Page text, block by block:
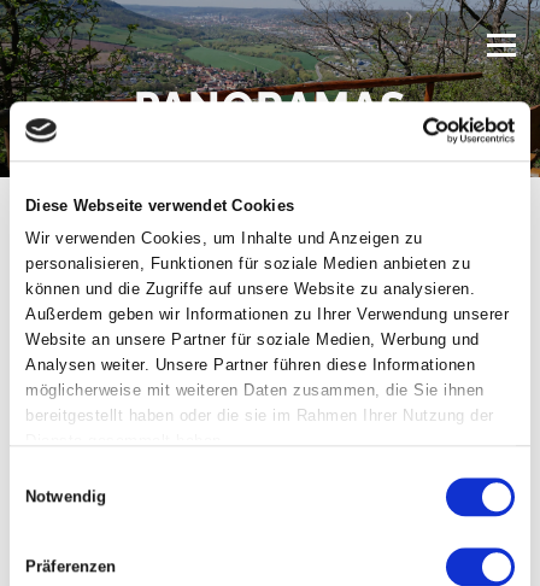
Diese Webseite verwendet Cookies
Wir verwenden Cookies, um Inhalte und Anzeigen zu
personalisieren, Funktionen für soziale Medien anbieten zu
können und die Zugriffe auf unsere Website zu analysieren.
Außerdem geben wir Informationen zu Ihrer Verwendung unserer
Website an unsere Partner für soziale Medien, Werbung und
Analysen weiter. Unsere Partner führen diese Informationen
möglicherweise mit weiteren Daten zusammen, die Sie ihnen
bereitgestellt haben oder die sie im Rahmen Ihrer Nutzung der
Notwendig
Präferenzen
Zum
Inhalt
springen
Menü
HOME UMGEBUNG
PANORAMAS
Blick auf Kunitz 01
Fuß oder per Rad erkundet und entdeckt werden will. Der Saale-
Radweg befindet sich in unmittelbarer Nähe.